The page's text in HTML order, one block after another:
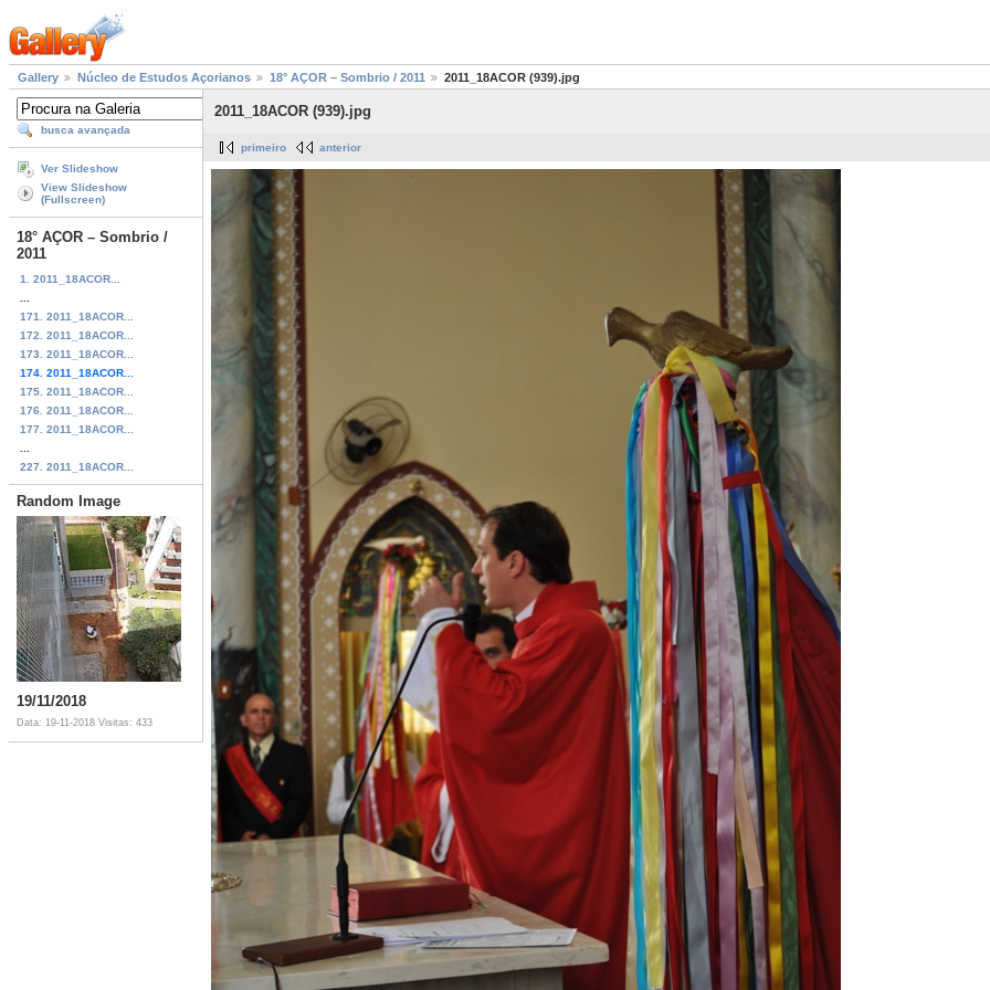
Gallery Núcleo de Estudos Açorianos 18° AÇOR – Sombrio / 2011 2011_18ACOR (939).jpg
busca avançada
Ver Slideshow
View Slideshow
(Fullscreen)
18° AÇOR – Sombrio /
2011
1. 2011_18ACOR...
171. 2011_18ACOR...
172. 2011_18ACOR...
173. 2011_18ACOR...
174. 2011_18ACOR...
175. 2011_18ACOR...
176. 2011_18ACOR...
177. 2011_18ACOR...
227. 2011_18ACOR...
Random Image
19/11/2018
Data: 19-11-2018 Visitas: 433
2011_18ACOR (939).jpg
primeiro anterior